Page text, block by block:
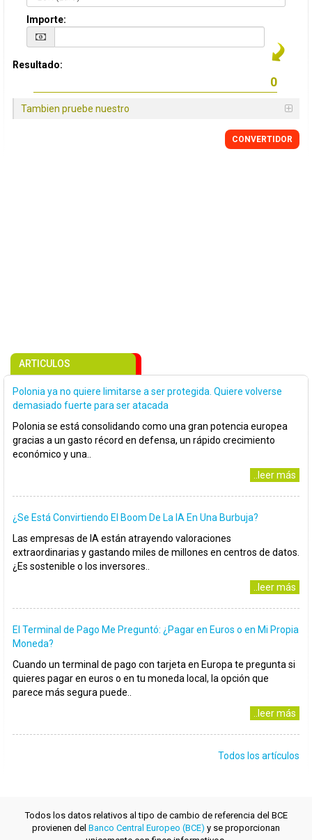
Importe:
Resultado:
Tambien pruebe nuestro
CONVERTIDOR
ARTICULOS
Polonia ya no quiere limitarse a ser protegida. Quiere volverse
demasiado fuerte para ser atacada
Polonia se está consolidando como una gran potencia europea
gracias a un gasto récord en defensa, un rápido crecimiento
económico y una..
..leer más
¿Se Está Convirtiendo El Boom De La IA En Una Burbuja?
Las empresas de IA están atrayendo valoraciones
extraordinarias y gastando miles de millones en centros de datos.
¿Es sostenible o los inversores..
..leer más
El Terminal de Pago Me Preguntó: ¿Pagar en Euros o en Mi Propia
Moneda?
Cuando un terminal de pago con tarjeta en Europa te pregunta si
quieres pagar en euros o en tu moneda local, la opción que
parece más segura puede..
..leer más
Todos los artículos
Todos los datos relativos al tipo de cambio de referencia del BCE
provienen del Banco Central Europeo (BCE) y se proporcionan